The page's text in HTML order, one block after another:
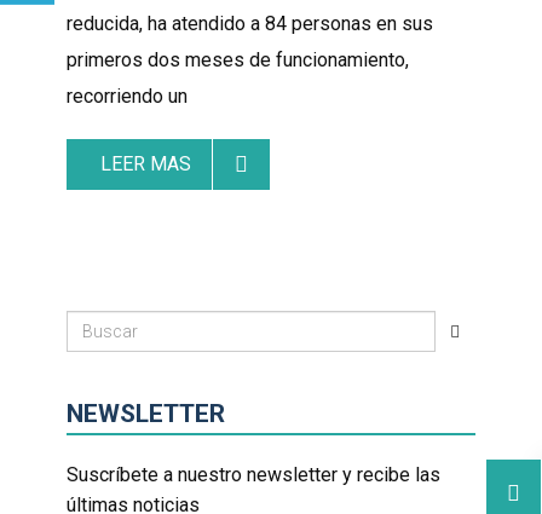
reducida, ha atendido a 84 personas en sus
primeros dos meses de funcionamiento,
recorriendo un
LEER MAS
NEWSLETTER
Suscríbete a nuestro newsletter y recibe las
últimas noticias